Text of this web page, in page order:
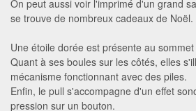
On peut aussi voir l'imprimé d'un grand
se trouve de nombreux cadeaux de Noël.
Une étoile dorée est présente au
Quant à ses boules sur les côtés, elles
mécanisme fonctionnant avec des piles.
Enfin, le pull s'accompagne d'un effet
pression sur un bouton.